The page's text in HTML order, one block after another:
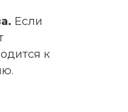
Если
к